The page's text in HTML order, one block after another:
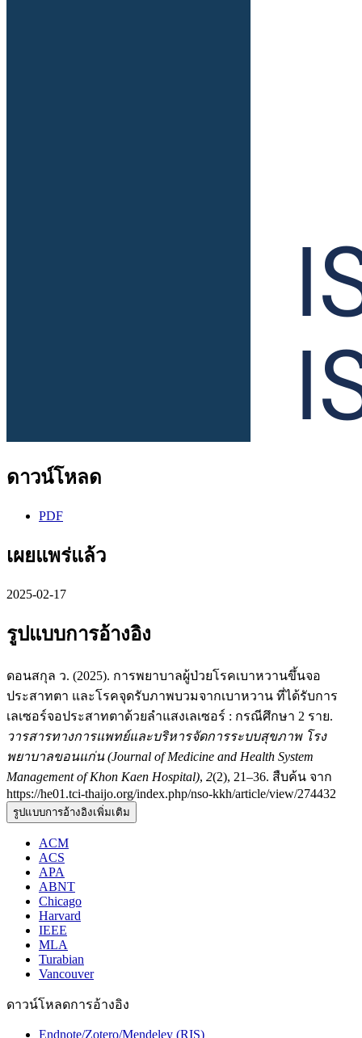
ดาวน์โหลด
PDF
เผยแพร่แล้ว
2025-02-17
รูปแบบการอ้างอิง
ดอนสกุล ว. (2025). การพยาบาลผู้ป่วยโรคเบาหวานขึ้นจอ
ประสาทตา และโรคจุดรับภาพบวมจากเบาหวาน ที่ได้รับการ
เลเซอร์จอประสาทตาด้วยลำแสงเลเซอร์ : กรณีศึกษา 2 ราย.
วารสารทางการแพทย์และบริหารจัดการระบบสุขภาพ โรง
พยาบาลขอนแก่น (Journal of Medicine and Health System
Management of Khon Kaen Hospital), 2(2), 21–36. สืบค้น จาก
https://he01.tci-thaijo.org/index.php/nso-kkh/article/view/274432
รูปแบบการอ้างอิงเพิ่มเติม
ACM
ACS
APA
ABNT
Chicago
Harvard
IEEE
MLA
Turabian
Vancouver
ดาวน์โหลดการอ้างอิง
Endnote/Zotero/Mendeley (RIS)